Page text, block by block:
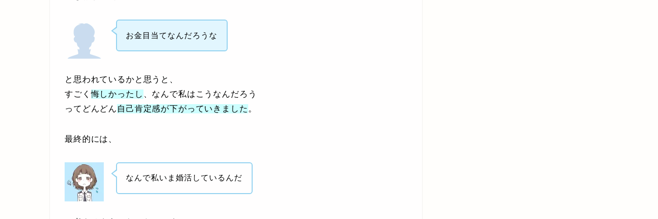
お金目当てなんだろうな
と思われているかと思うと、
すごく悔しかったし 、なんで私はこうなんだろう
ってどんどん 自己肯定感が下がっていきました 。
最終的には、
なんで私いま婚活しているんだ